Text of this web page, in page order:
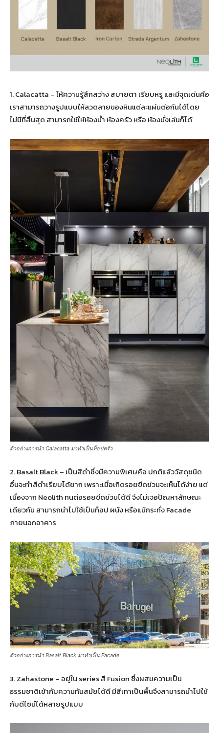
1. Calacatta – ให้ความรู้สึกสว่าง สบายตา เรียบหรู และมีจุดเด่นคือ
เราสามารถวางรูปแบบให้ลวดลายของหินแต่ละแผ่นต่อกันได้โดย
ไม่มีที่สิ้นสุด สามารถใช้ให้ห้องน้ำ ห้องครัว หรือ ห้องนั่งเล่นก็ได้
ตัวอย่างการนำ Calacatta มาทำเป็นท็อปครัว
2. Basalt Black – เป็นสีดำซึ่งมีความพิเศษคือ ปกติแล้ววัสดุชนิด
อื่นจะทำสีดำเรียบได้ยาก เพราะเมื่อเกิดรอยขีดข่วนจะเห็นได้ง่าย แต่
เนื่องจาก Neolith ทนต่อรอยขีดข่วนได้ดี จึงไม่เจอปัญหาลักษณะ
เดียวกัน สามารถนำไปใช้เป็นท็อป ผนัง หรือแม้กระทั่ง Facade
ภายนอกอาคาร
ตัวอย่างการนำ Basalt Black มาทำเป็น Facade
3. Zahastone – อยู่ใน series สี Fusion ซึ่งผสมความเป็น
ธรรมชาติเข้ากับความทันสมัยได้ดี มีสีเทาเป็นพื้นจึงสามารถนำไปใช้
กับดีไซน์ได้หลายรูปแบบ